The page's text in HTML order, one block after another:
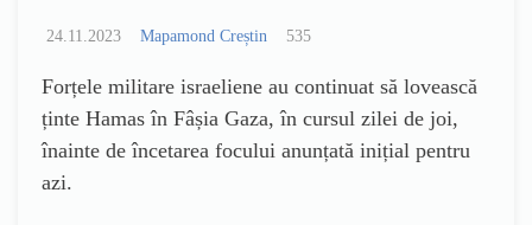
24.11.2023 Mapamond Creștin 535
Forțele militare israeliene au continuat să lovească
ținte Hamas în Fâșia Gaza, în cursul zilei de joi,
înainte de încetarea focului anunțată inițial pentru
azi.